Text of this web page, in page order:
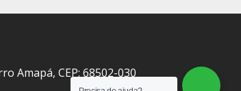
Amapá, CEP: 68502-030